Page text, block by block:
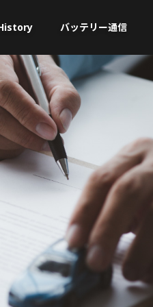
大型トラック／産業用・
農機・建機用
VARTA®
Banner
HOPPECKE
バッテリー通信